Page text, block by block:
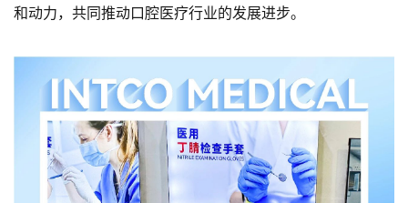
和动力，共同推动口腔医疗行业的发展进步。